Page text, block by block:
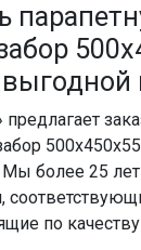
Мы более 25
по